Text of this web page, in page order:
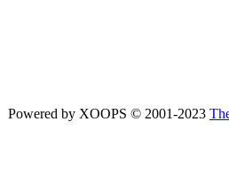
Powered by XOOPS © 2001-2023